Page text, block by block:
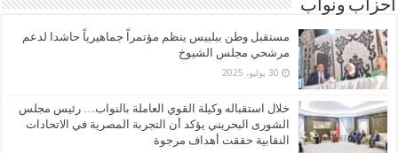
أحزاب ونواب
مستقبل وطن ببلبيس ينظم مؤتمراً جماهيرياً حاشدا لدعم
مرشحي مجلس الشيوخ
30 يوليو، 2025
خلال استقباله وكيلة القوي العاملة بالنواب… رئيس مجلس
الشورى البحريني يؤكد أن التجربة المصرية في الاتحادات
النقابية حققت أهداف مرجوة